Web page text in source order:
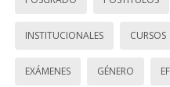
INSTITUCIONALES CURSOS
EXÁMENES GÉNERO